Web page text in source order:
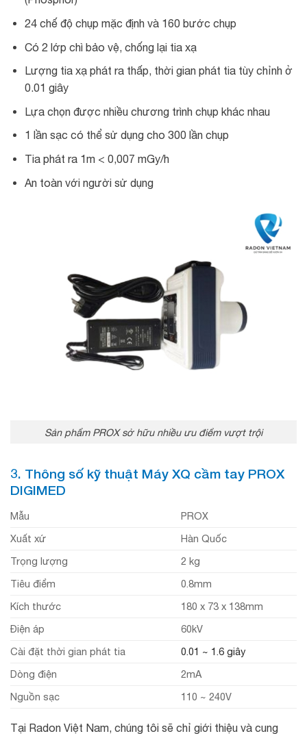
24 chế độ chụp mặc định và 160 bước chụp
Có 2 lớp chì bảo vệ, chống lại tia xạ
Lượng tia xạ phát ra thấp, thời gian phát tia tùy chỉnh ở
0.01 giây
Lựa chọn được nhiều chương trình chụp khác nhau
1 lần sạc có thể sử dụng cho 300 lần chụp
Tia phát ra 1m < 0,007 mGy/h
An toàn với người sử dụng
Sản phẩm PROX sở hữu nhiều ưu điểm vượt trội
3. Thông số kỹ thuật Máy XQ cầm tay PROX
DIGIMED
Mẫu
PROX
Xuất xứ
Hàn Quốc
Trọng lượng
2 kg
Tiêu điểm
0.8mm
Kích thước
180 x 73 x 138mm
Điện áp
60kV
Cài đặt thời gian phát tia
0.01 ~ 1.6 giây
Dòng điện
2mA
Nguồn sạc
110 ~ 240V
Tại Radon Việt Nam, chúng tôi sẽ chỉ giới thiệu và cung